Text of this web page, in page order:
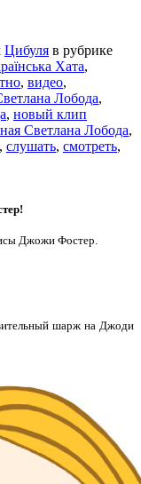
Цибуля в рубрике
Хата,
, видео,
Лобода,
, новый клип
Светлана Лобода,
, слушать, смотреть,
Джожи Фостер.
шарж на Джоди